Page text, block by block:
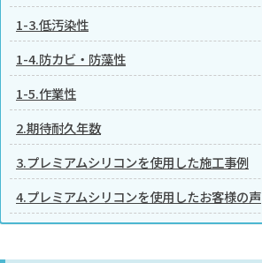
1-3.低汚染性
1-4.防カビ・防藻性
1-5.作業性
2.期待耐久年数
3.プレミアムシリコンを使用した施工事例
4.プレミアムシリコンを使用したお客様の声